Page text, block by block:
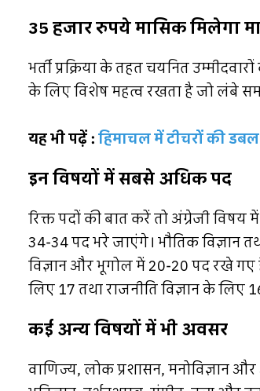
35 हजार रुपये मासिक मिलेगा
भर्ती प्रक्रिया के तहत चयनित
के लिए विशेष महत्व रखता है जो लंबे समय
यह भी पढ़ें :हिमाचल में टीचरों की
इन विषयों में सबसे अधिक पद
रिक्त पदों की बात करें तो अंग्रेजी
34-34 पद भरे जाएंगे। भौतिक विज्ञान
विज्ञान और भूगोल में 20-20 पद रखे गए
लिए 17 तथा राजनीति विज्ञान के लिए
कई अन्य विषयों में भी अवसर
वाणिज्य, लोक प्रशासन, मनोविज्ञान